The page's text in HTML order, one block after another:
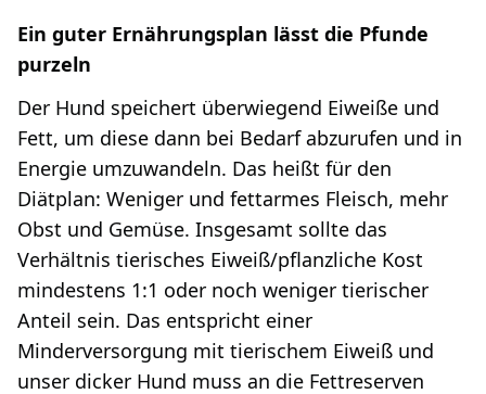
Ein guter Ernährungsplan lässt die Pfunde
purzeln
Der Hund speichert überwiegend Eiweiße und
Fett, um diese dann bei Bedarf abzurufen und in
Energie umzuwandeln. Das heißt für den
Diätplan: Weniger und fettarmes Fleisch, mehr
Obst und Gemüse. Insgesamt sollte das
Verhältnis tierisches Eiweiß/pflanzliche Kost
mindestens 1:1 oder noch weniger tierischer
Anteil sein. Das entspricht einer
Minderversorgung mit tierischem Eiweiß und
unser dicker Hund muss an die Fettreserven